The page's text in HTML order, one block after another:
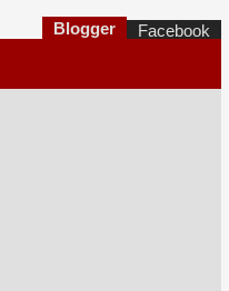
Blogger Facebook